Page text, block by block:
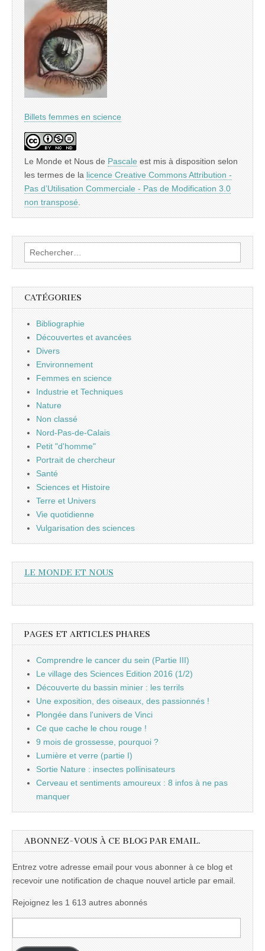
Billets femmes en science
Le Monde et Nous de Pascale est mis à disposition selon
les termes de la licence Creative Commons Attribution -
Pas d’Utilisation Commerciale - Pas de Modification 3.0
non transposé
Rechercher :
CATÉGORIES
Bibliographie
Découvertes et avancées
Divers
Environnement
Femmes en science
Industrie et Techniques
Nature
Non classé
Nord-Pas-de-Calais
Petit "d'homme"
Portrait de chercheur
Santé
Sciences et Histoire
Terre et Univers
Vie quotidienne
Vulgarisation des sciences
LE MONDE ET NOUS
PAGES ET ARTICLES PHARES
Comprendre le cancer du sein (Partie III)
Le village des Sciences Edition 2016 (1/2)
Découverte du bassin minier : les terrils
Une exposition, des oiseaux, des passionnés !
Plongée dans l'univers de Vinci
Ce que cache le chou rouge !
9 mois de grossesse, pourquoi ?
Lumière et verre (partie I)
Sortie Nature : insectes pollinisateurs
Cerveau et sentiments amoureux : 8 infos à ne pas
manquer
ABONNEZ-VOUS À CE BLOG PAR EMAIL.
Entrez votre adresse email pour vous abonner à ce blog et
recevoir une notification de chaque nouvel article par email.
Rejoignez les 1 613 autres abonnés
e-